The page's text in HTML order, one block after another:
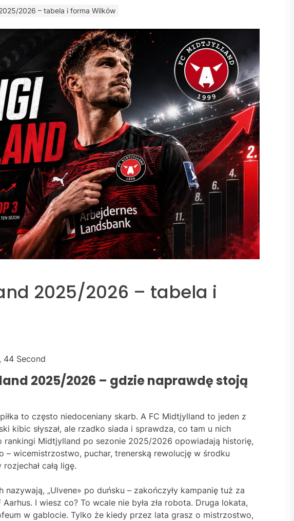
2026 – tabela i forma Wilków
2025/2026 – tabela i
44 Second
2025/2026 – gdzie naprawdę stoją
to często niedoceniany skarb. A FC Midtjylland to jeden z
kibic słyszał, ale rzadko siada i sprawdza, co tam u nich
rankingi Midtjylland po sezonie 2025/2026 opowiadają historię,
– wicemistrzostwo, puchar, trenerską rewolucję w środku
całą ligę.
„Ulvene» po duńsku – zakończyły kampanię tuż za
I wiesz co? To wcale nie była zła robota. Druga lokata,
w gablocie. Tylko że kiedy przez lata grasz o mistrzostwo,